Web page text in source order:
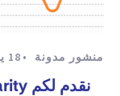
منشور مدونة 18 يونيو 2025